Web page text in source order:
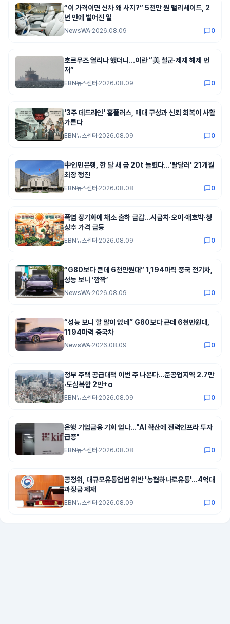
“이 가격이면 신차 왜 사지?” 5천만 원 팰리세이드, 2
년 만에 벌어진 일
NewsWA·2026.08.09 0
호르무즈 열리나 했더니…이란 “美 철군·제재 해제 먼
저”
EBN뉴스센터 ·2026.08.09 0
'3주 데드라인' 홈플러스, 매대 구성과 신뢰 회복이 사활
가른다
EBN뉴스센터 ·2026.08.09 0
中인민은행, 한 달 새 금 20t 늘렸다…'탈달러' 21개월
최장 행진
EBN뉴스센터 ·2026.08.08 0
폭염 장기화에 채소 출하 급감…시금치·오이·애호박·청
상추 가격 급등
EBN뉴스센터 ·2026.08.09 0
“G80보다 큰데 6천만원대” 1,194마력 중국 전기차,
성능 보니 ‘깜짝’
NewsWA·2026.08.09 0
“성능 보니 할 말이 없네” G80보다 큰데 6천만원대,
1194마력 중국차
NewsWA·2026.08.09 0
정부 주택 공급대책 이번 주 나온다…준공업지역 2.7만
·도심복합 2만+α
EBN뉴스센터 ·2026.08.09 0
은행 기업금융 기회 얻나…"AI 확산에 전력인프라 투자
급증"
EBN뉴스센터 ·2026.08.08 0
공정위, 대규모유통업법 위반 '농협하나로유통'…4억대
과징금 제재
EBN뉴스센터 ·2026.08.09 0